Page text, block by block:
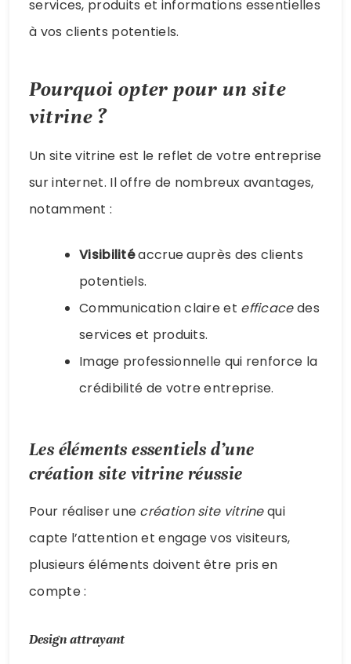
services, produits et informations essentielles
à vos clients potentiels.
Pourquoi opter pour un site
vitrine ?
Un site vitrine est le reflet de votre entreprise
sur internet. Il offre de nombreux avantages,
notamment :
Visibilitéaccrue auprès des clients
potentiels.
Communication claire et efficacedes
services et produits.
Image professionnelle qui renforce la
crédibilité de votre entreprise.
Les éléments essentiels d’une
création site vitrine réussie
Pour réaliser une création site vitrinequi
capte l’attention et engage vos visiteurs,
plusieurs éléments doivent être pris en
compte :
Design attrayant